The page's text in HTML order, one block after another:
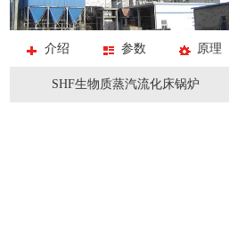
介绍 参数 原理
SHF生物质蒸汽流化床锅炉